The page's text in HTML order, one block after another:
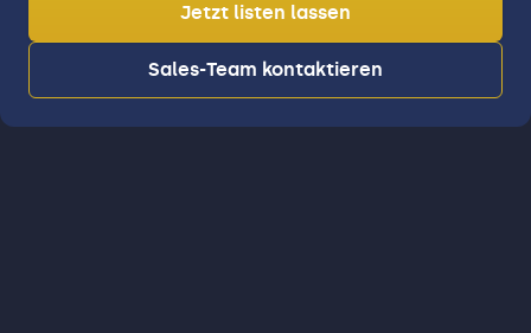
Jetzt listen lassen
Sales-Team kontaktieren